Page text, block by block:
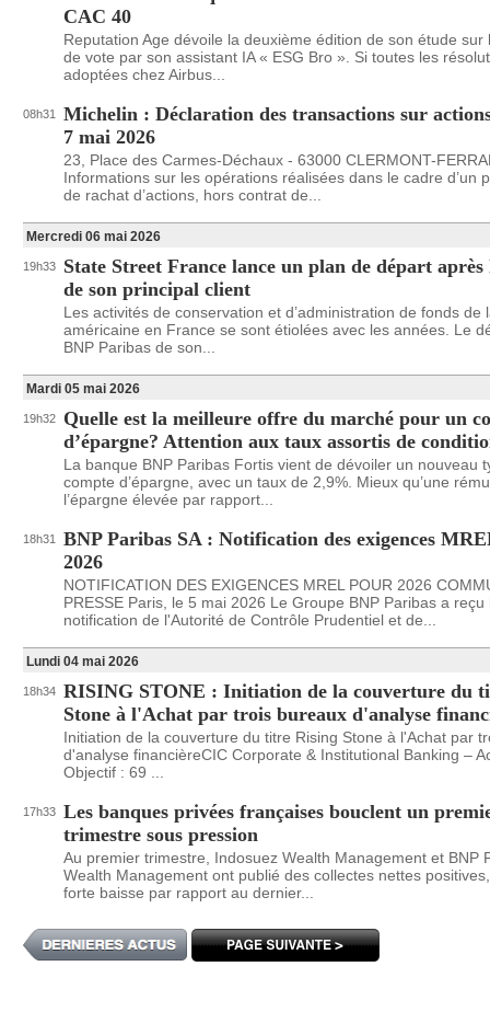
CAC 40
Reputation Age dévoile la deuxième édition de son étude sur
de vote par son assistant IA « ESG Bro ». Si toutes les
adoptées chez Airbus...
08h31
Michelin : Déclaration des transactions sur
7 mai 2026
23, Place des Carmes-Déchaux - 63000 CLERMONT-
Informations sur les opérations réalisées dans le cadre d’un
de rachat d’actions, hors contrat de...
Mercredi 06 mai 2026
19h33
State Street France lance un plan de départ après
de son principal client
Les activités de conservation et d’administration de fonds de
américaine en France se sont étiolées avec les années. Le
BNP Paribas de son...
Mardi 05 mai 2026
19h32
Quelle est la meilleure offre du marché pour un
d’épargne? Attention aux taux assortis de
La banque BNP Paribas Fortis vient de dévoiler un nouveau
compte d’épargne, avec un taux de 2,9%. Mieux qu’une
l’épargne élevée par rapport...
18h31
BNP Paribas SA : Notification des exigences
2026
NOTIFICATION DES EXIGENCES MREL POUR 2026
PRESSE Paris, le 5 mai 2026 Le Groupe BNP Paribas a reçu
notification de l'Autorité de Contrôle Prudentiel et de...
Lundi 04 mai 2026
18h34 RISING STONE : Initiation de la couverture du
Stone à l'Achat par trois bureaux d'analyse
Initiation de la couverture du titre Rising Stone à l'Achat par
d'analyse financièreCIC Corporate & Institutional Banking –
Objectif : 69 ...
17h33 Les banques privées françaises bouclent un
trimestre sous pression
Au premier trimestre, Indosuez Wealth Management et BNP
Wealth Management ont publié des collectes nettes
forte baisse par rapport au dernier...